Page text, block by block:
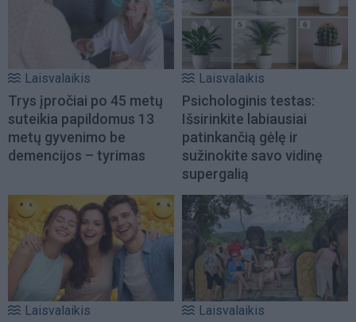
Laisvalaikis
Trys įpročiai po 45 metų
suteikia papildomus 13
metų gyvenimo be
demencijos – tyrimas
Laisvalaikis
Psichologinis testas:
Išsirinkite labiausiai
patinkančią gėlę ir
sužinokite savo vidinę
supergalią
Laisvalaikis Laisvalaikis